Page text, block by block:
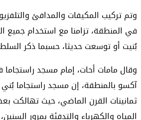
وتم تركيب المكيفات والمدافئ
في المنطقة، تزامنا مع استخدام جميع
بُنيت أو توسعت حديثا، حسبما ذكر
وقال مامات أحات، إمام مسجد
آكسو بالمنطقة، إن مسجد راستجاما
ثمانينات القرن الماضي، حيث تهالكت
المياه والكهرباء والتدفئة بمرور